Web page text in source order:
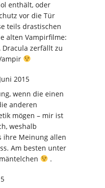
enthält, oder
vor die Tür
teils drastischen
alten Vampirfilme:
Dracula zerfällt zu
2015
wenn die einen
anderen
mögen – mir ist
weshalb
ihre Meinung allen
Am besten unter
.